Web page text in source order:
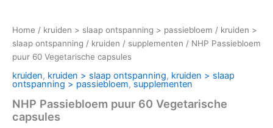
Home / kruiden > slaap ontspanning > passiebloem / kruiden >
slaap ontspanning / kruiden / supplementen / NHP Passiebloem
puur 60 Vegetarische capsules
kruiden, kruiden > slaap ontspanning, kruiden > slaap
ontspanning > passiebloem,supplementen
NHP Passiebloem puur 60 Vegetarische
capsules